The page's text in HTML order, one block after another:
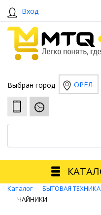
Вход
Выбран город ОРЁЛ
Каталог БЫТОВАЯ ТЕХНИКА
ЧАЙНИКИ